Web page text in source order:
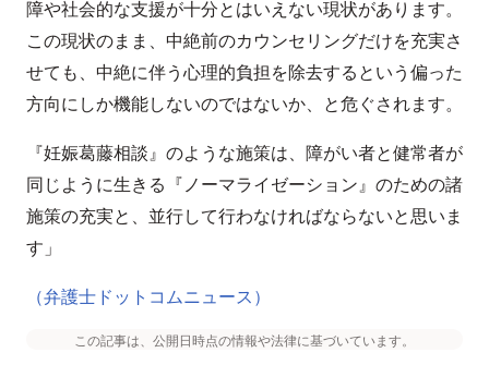
障や社会的な支援が十分とはいえない現状があります。
この現状のまま、中絶前のカウンセリングだけを充実さ
せても、中絶に伴う心理的負担を除去するという偏った
方向にしか機能しないのではないか、と危ぐされます。
『妊娠葛藤相談』のような施策は、障がい者と健常者が
同じように生きる『ノーマライゼーション』のための諸
施策の充実と、並行して行わなければならないと思いま
す」
（弁護士ドットコムニュース）
この記事は、公開日時点の情報や法律に基づいています。